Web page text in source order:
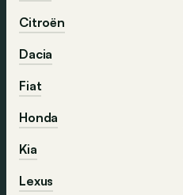
Citroën
Dacia
Fiat
Honda
Kia
Lexus